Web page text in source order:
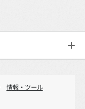
情報・ツール